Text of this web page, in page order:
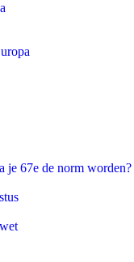
je 67e de norm worden?